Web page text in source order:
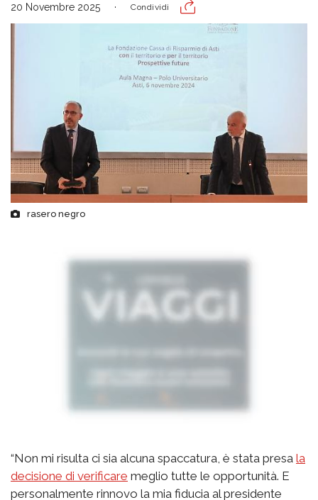
20 Novembre 2025 Condividi
rasero negro
“Non mi risulta ci sia alcuna spaccatura, è stata presa la
decisione di verificare meglio tutte le opportunità. E
personalmente rinnovo la mia fiducia al presidente